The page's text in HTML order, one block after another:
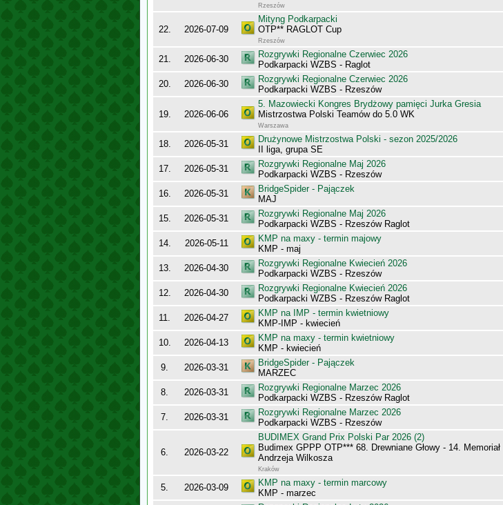
Rzeszów
22. 2026-07-09
Mityng Podkarpacki
OTP** RAGLOT Cup
Rzeszów
21. 2026-06-30
Rozgrywki Regionalne Czerwiec 2026
Podkarpacki WZBS - Raglot
20. 2026-06-30
Rozgrywki Regionalne Czerwiec 2026
Podkarpacki WZBS - Rzeszów
19. 2026-06-06
5. Mazowiecki Kongres Brydżowy pamięci Jurka Gresia
Mistrzostwa Polski Teamów do 5.0 WK
Warszawa
18. 2026-05-31
Drużynowe Mistrzostwa Polski - sezon 2025/2026
II liga, grupa SE
17. 2026-05-31
Rozgrywki Regionalne Maj 2026
Podkarpacki WZBS - Rzeszów
16. 2026-05-31
BridgeSpider - Pajączek
MAJ
15. 2026-05-31
Rozgrywki Regionalne Maj 2026
Podkarpacki WZBS - Rzeszów Raglot
14. 2026-05-11
KMP na maxy - termin majowy
KMP - maj
13. 2026-04-30
Rozgrywki Regionalne Kwiecień 2026
Podkarpacki WZBS - Rzeszów
12. 2026-04-30
Rozgrywki Regionalne Kwiecień 2026
Podkarpacki WZBS - Rzeszów Raglot
11. 2026-04-27
KMP na IMP - termin kwietniowy
KMP-IMP - kwiecień
10. 2026-04-13
KMP na maxy - termin kwietniowy
KMP - kwiecień
9. 2026-03-31
BridgeSpider - Pajączek
MARZEC
8. 2026-03-31
Rozgrywki Regionalne Marzec 2026
Podkarpacki WZBS - Rzeszów Raglot
7. 2026-03-31
Rozgrywki Regionalne Marzec 2026
Podkarpacki WZBS - Rzeszów
6. 2026-03-22
BUDIMEX Grand Prix Polski Par 2026 (2)
Budimex GPPP OTP*** 68. Drewniane Głowy - 14. Memoriał
Andrzeja Wilkosza
Kraków
5. 2026-03-09
KMP na maxy - termin marcowy
KMP - marzec